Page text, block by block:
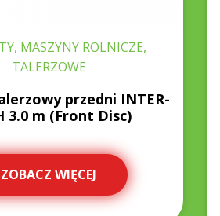
MASZYNY ROLNICZE,
TALERZOWE
przedni INTER-
3.0 m (Front Disc)
ZOBACZ WIĘCEJ